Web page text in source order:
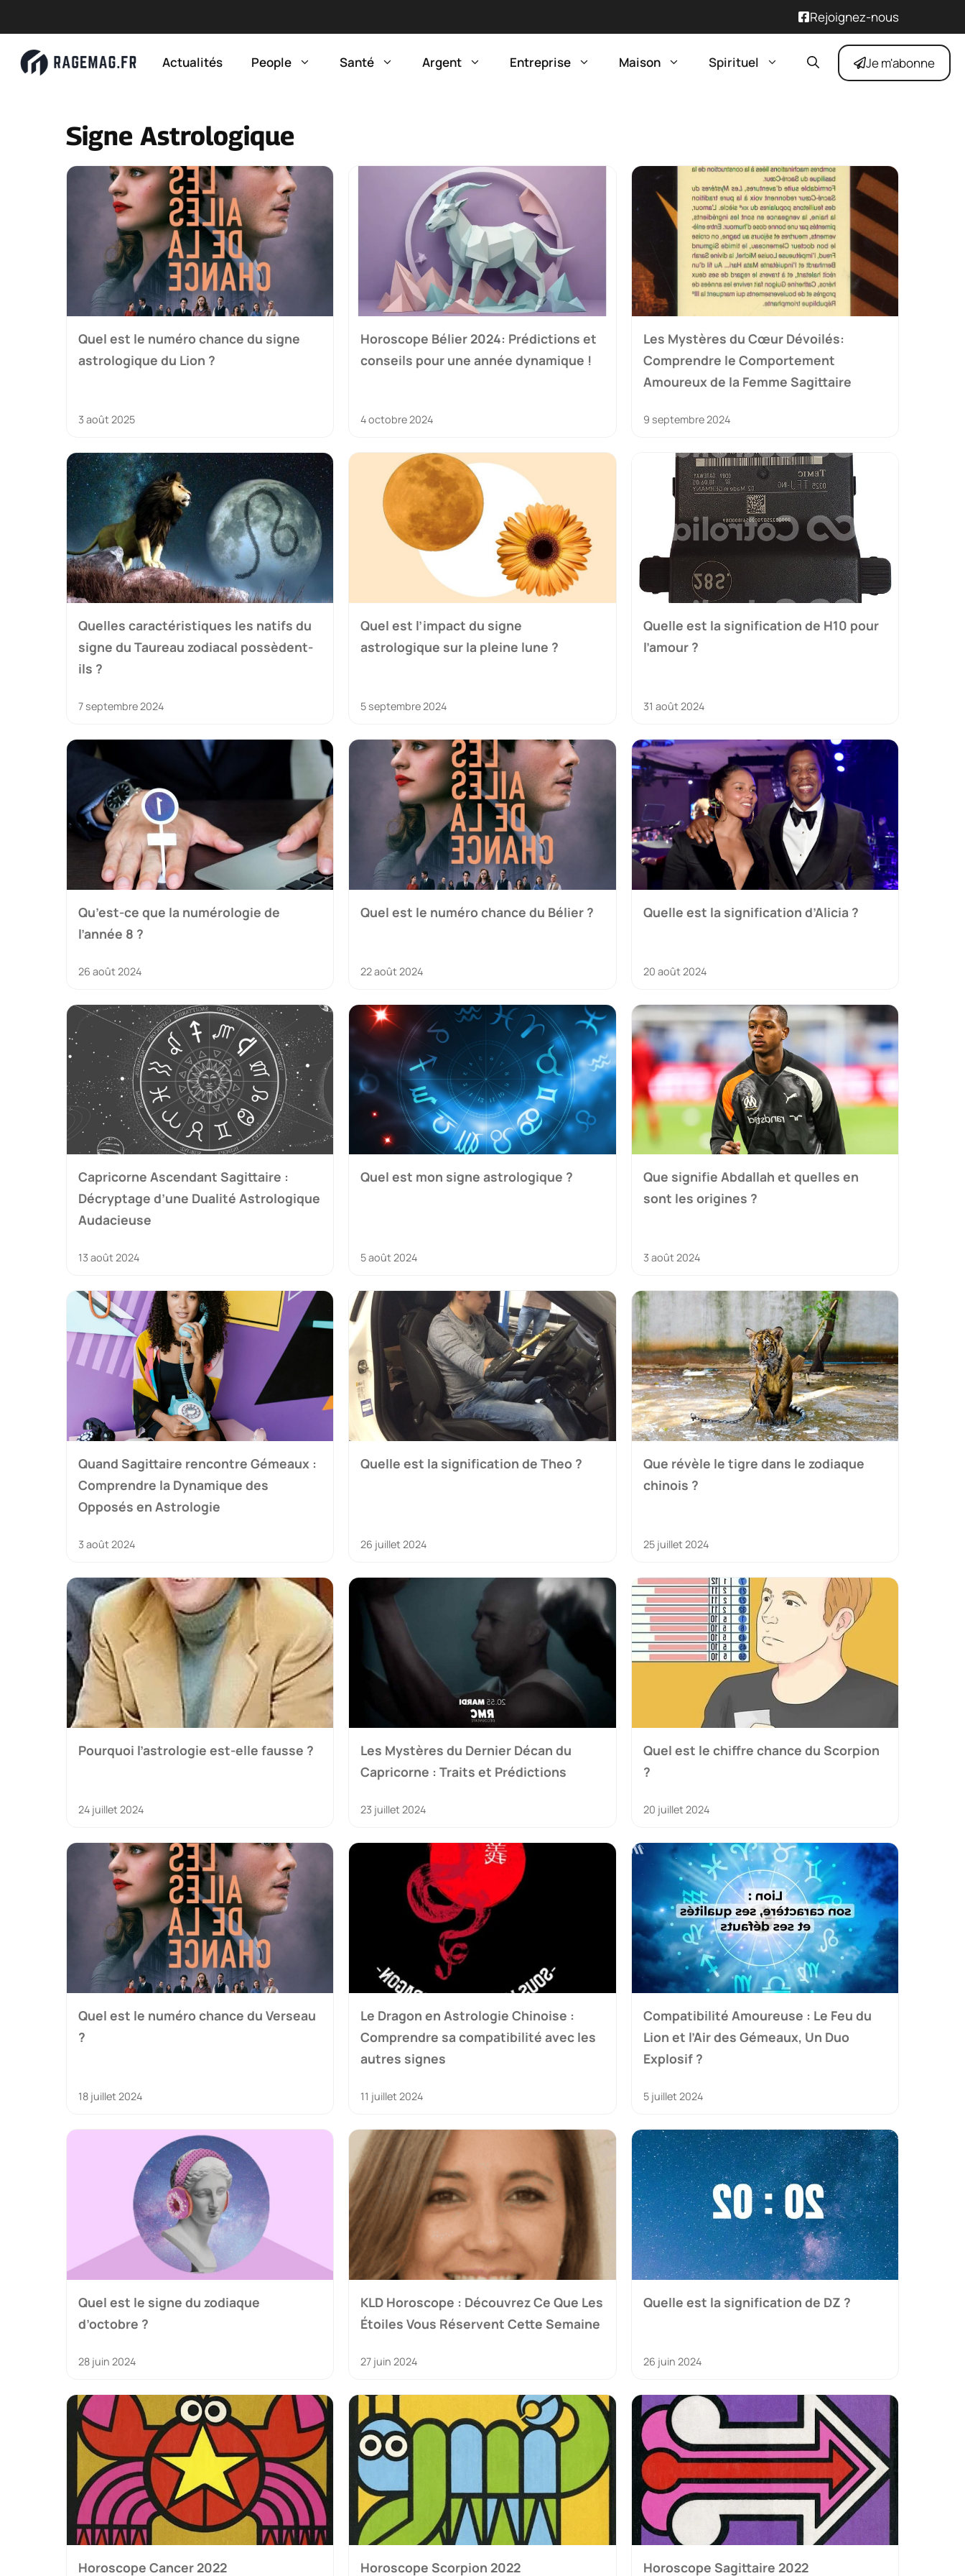
Rejoignez-nous
Actualités People Santé Argent Entreprise Maison Spirituel Je m'abonne
Signe Astrologique
Quel est le numéro chance du signe
astrologique du Lion ?
3 août 2025
Horoscope Bélier 2024: Prédictions et
conseils pour une année dynamique !
4 octobre 2024
Les Mystères du Cœur Dévoilés:
Comprendre le Comportement
Amoureux de la Femme Sagittaire
9 septembre 2024
Quelles caractéristiques les natifs du
signe du Taureau zodiacal possèdent-
ils ?
7 septembre 2024
Quel est l’impact du signe
astrologique sur la pleine lune ?
5 septembre 2024
Quelle est la signification de H10 pour
l’amour ?
31 août 2024
Qu’est-ce que la numérologie de
l’année 8 ?
26 août 2024
Quel est le numéro chance du Bélier ?
22 août 2024
Quelle est la signification d’Alicia ?
20 août 2024
Capricorne Ascendant Sagittaire :
Décryptage d’une Dualité Astrologique
Audacieuse
13 août 2024
Quel est mon signe astrologique ?
5 août 2024
Que signifie Abdallah et quelles en
sont les origines ?
3 août 2024
Quand Sagittaire rencontre Gémeaux :
Comprendre la Dynamique des
Opposés en Astrologie
3 août 2024
Quelle est la signification de Theo ?
26 juillet 2024
Que révèle le tigre dans le zodiaque
chinois ?
25 juillet 2024
Pourquoi l’astrologie est-elle fausse ?
24 juillet 2024
Les Mystères du Dernier Décan du
Capricorne : Traits et Prédictions
23 juillet 2024
Quel est le chiffre chance du Scorpion
?
20 juillet 2024
Quel est le numéro chance du Verseau
?
18 juillet 2024
Le Dragon en Astrologie Chinoise :
Comprendre sa compatibilité avec les
autres signes
11 juillet 2024
Compatibilité Amoureuse : Le Feu du
Lion et l’Air des Gémeaux, Un Duo
Explosif ?
5 juillet 2024
Quel est le signe du zodiaque
d’octobre ?
28 juin 2024
KLD Horoscope : Découvrez Ce Que Les
Étoiles Vous Réservent Cette Semaine
27 juin 2024
Quelle est la signification de DZ ?
26 juin 2024
Horoscope Cancer 2022 Horoscope Scorpion 2022 Horoscope Sagittaire 2022